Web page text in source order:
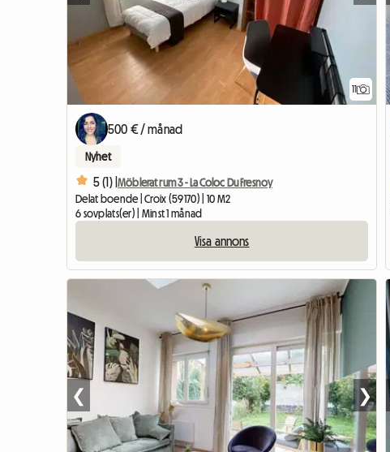
11
500 € / månad
Nyhet
5 (1) |Möblerat rum 3 - La Coloc Du Fresnoy
Delat boende | Croix (59170) | 10 M2
6 sovplats(er) | Minst 1 månad
Visa annons
❮ ❯